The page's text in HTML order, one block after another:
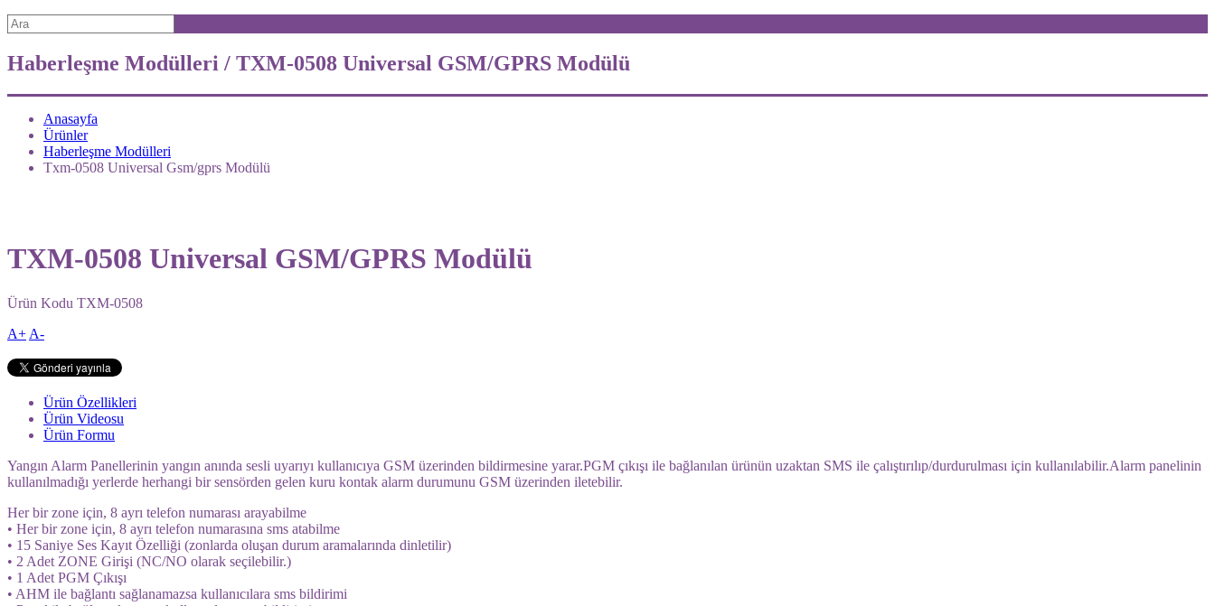
Haberleşme Modülleri / TXM-0508 Universal GSM/GPRS Modülü
Anasayfa
Ürünler
Haberleşme Modülleri
Txm-0508 Universal Gsm/gprs Modülü
TXM-0508 Universal GSM/GPRS Modülü
Ürün Kodu TXM-0508
A+ A-
Ürün Özellikleri
Ürün Videosu
Ürün Formu
Yangın Alarm Panellerinin yangın anında sesli uyarıyı kullanıcıya GSM üzerinden bildirmesine yarar.PGM çıkışı ile bağlanılan ürünün uzaktan SMS ile çalıştırılıp/durdurulması için kullanılabilir.Alarm panelinin
kullanılmadığı yerlerde herhangi bir sensörden gelen kuru kontak alarm durumunu GSM üzerinden iletebilir.
Her bir zone için, 8 ayrı telefon numarası arayabilme
• Her bir zone için, 8 ayrı telefon numarasına sms atabilme
• 15 Saniye Ses Kayıt Özelliği (zonlarda oluşan durum aramalarında dinletilir)
• 2 Adet ZONE Girişi (NC/NO olarak seçilebilir.)
• 1 Adet PGM Çıkışı
• AHM ile bağlantı sağlanamazsa kullanıcılara sms bildirimi